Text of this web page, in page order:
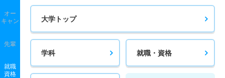
オー
キャン
先輩
就職
資格
大学トップ
学科 就職・資格